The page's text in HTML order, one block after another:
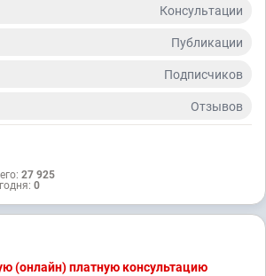
Консультации
Публикации
Подписчиков
Отзывов
27 925
0
(онлайн) платную консультацию